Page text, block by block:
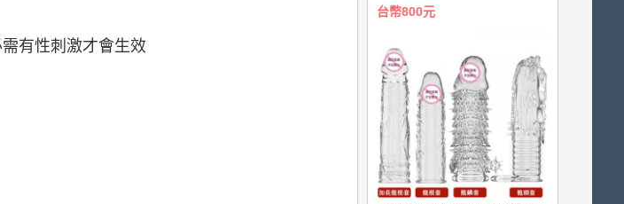
有性刺激才會生效
台幣800元